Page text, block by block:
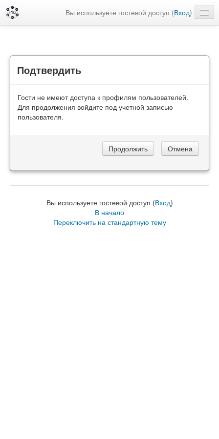
Вы используете гостевой доступ (Вход)
Подтвердить
Гости не имеют доступа к профилям пользователей.
Для продолжения войдите под учетной записью
пользователя.
Вы используете гостевой доступ (Вход)
В начало
Переключить на стандартную тему